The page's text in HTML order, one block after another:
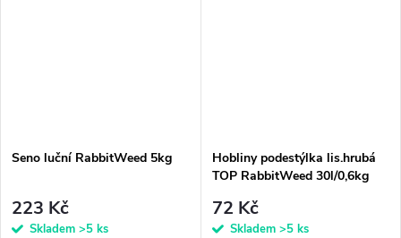
Seno luční RabbitWeed 5kg
223 Kč
Skladem >5 ks
Hobliny podestýlka lis.hrubá
TOP RabbitWeed 30l/0,6kg
72 Kč
Skladem >5 ks